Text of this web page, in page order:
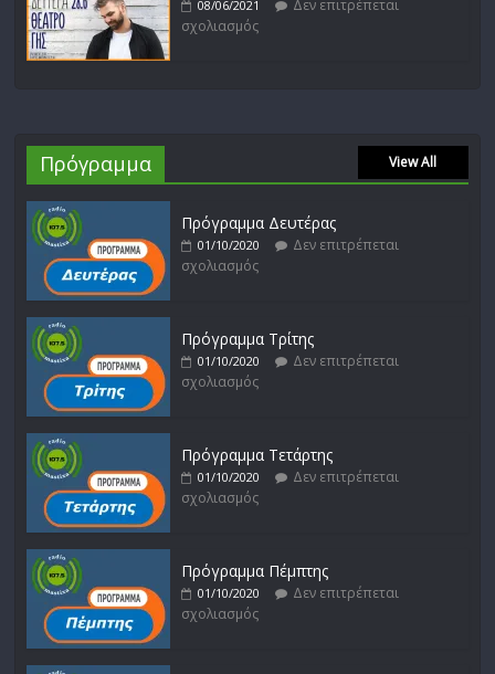
08/06/2021
Δεν επιτρέπεται
σχολιασμός
Πρόγραμμα View All
Πρόγραμμα Δευτέρας
01/10/2020
Δεν επιτρέπεται
σχολιασμός
Πρόγραμμα Τρίτης
01/10/2020
Δεν επιτρέπεται
σχολιασμός
Πρόγραμμα Τετάρτης
01/10/2020
Δεν επιτρέπεται
σχολιασμός
Πρόγραμμα Πέμπτης
01/10/2020
Δεν επιτρέπεται
σχολιασμός